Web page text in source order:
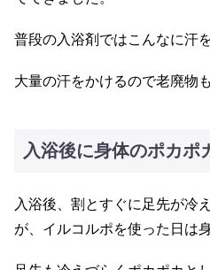
普段の入浴剤ではこんなに汗
大量の汗をかけるので老廃物
入浴後に身体のポカポ
入浴後、割とすぐに足先が冷
が、イルコルポを使った日は